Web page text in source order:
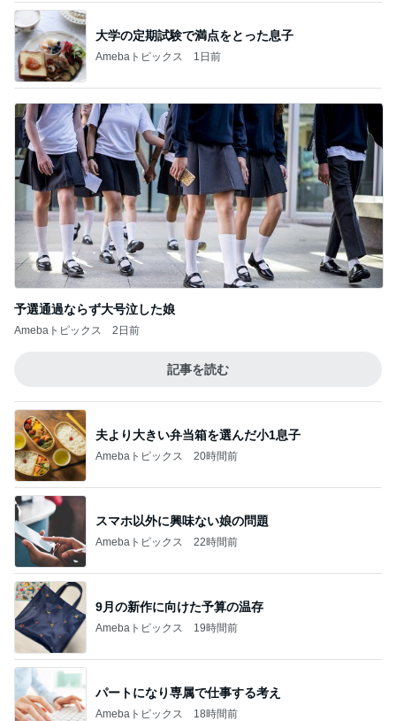
大学の定期試験で満点をとった息子
Amebaトピックス 1日前
予選通過ならず大号泣した娘
Amebaトピックス 2日前
記事を読む
夫より大きい弁当箱を選んだ小1息子
Amebaトピックス 20時間前
スマホ以外に興味ない娘の問題
Amebaトピックス 22時間前
9月の新作に向けた予算の温存
Amebaトピックス 19時間前
パートになり専属で仕事する考え
Amebaトピックス 18時間前